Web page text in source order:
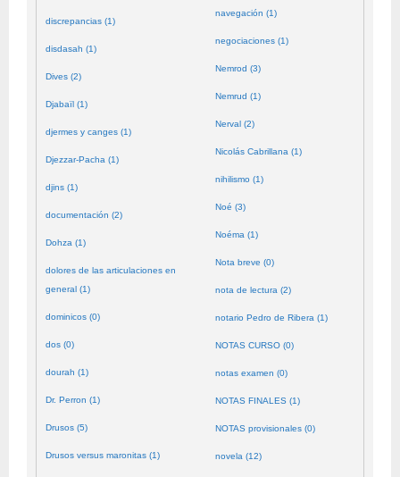
discrepancias (1)
disdasah (1)
Dives (2)
Djabaïl (1)
djermes y canges (1)
Djezzar-Pacha (1)
djins (1)
documentación (2)
Dohza (1)
dolores de las articulaciones en
general (1)
dominicos (0)
dos (0)
dourah (1)
Dr. Perron (1)
Drusos (5)
Drusos versus maronitas (1)
navegación (1)
negociaciones (1)
Nemrod (3)
Nemrud (1)
Nerval (2)
Nicolás Cabrillana (1)
nihilismo (1)
Noé (3)
Noéma (1)
Nota breve (0)
nota de lectura (2)
notario Pedro de Ribera (1)
NOTAS CURSO (0)
notas examen (0)
NOTAS FINALES (1)
NOTAS provisionales (0)
novela (12)